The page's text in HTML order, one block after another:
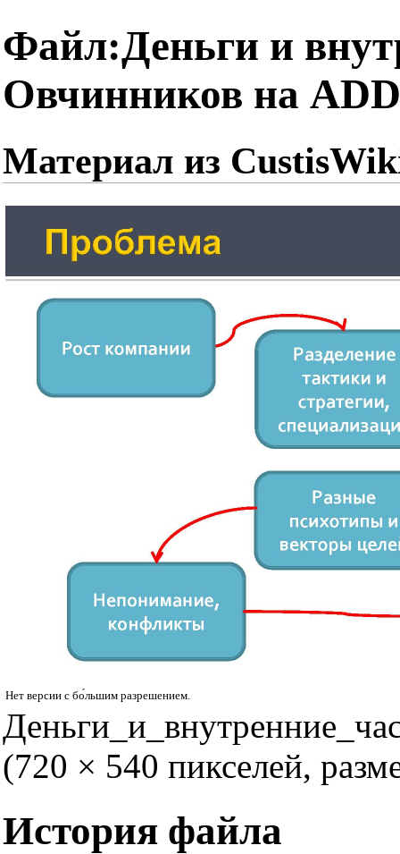
Файл:Деньги и
Овчинников на
Материал из
Нет версии с бо́льшим разрешением.
(720 × 540 пикселей,
История файла